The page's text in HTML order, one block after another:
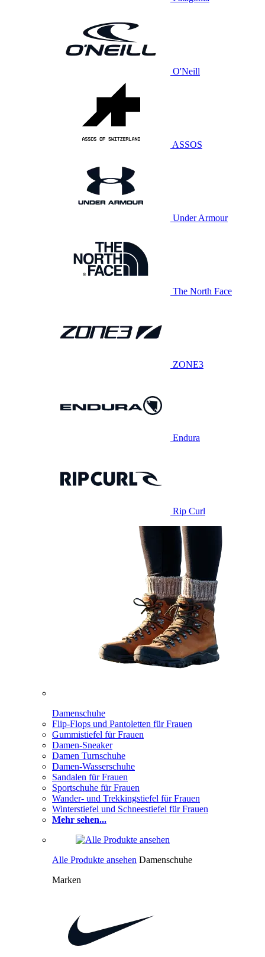
O'Neill
ASSOS
Under Armour
The North Face
ZONE3
Endura
Rip Curl
Damenschuhe
Flip-Flops und Pantoletten für Frauen
Gummistiefel für Frauen
Damen-Sneaker
Damen Turnschuhe
Damen-Wasserschuhe
Sandalen für Frauen
Sportschuhe für Frauen
Wander- und Trekkingstiefel für Frauen
Winterstiefel und Schneestiefel für Frauen
Mehr sehen...
Alle Produkte ansehen Damenschuhe
Marken